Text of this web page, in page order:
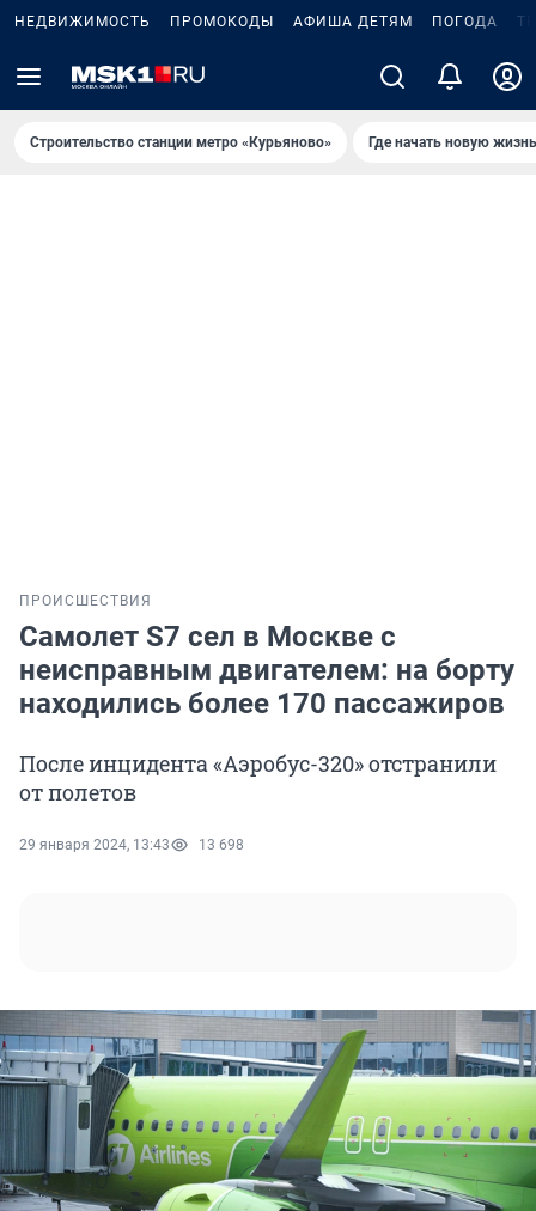
НЕДВИЖИМОСТЬ ПРОМОКОДЫ АФИША ДЕТЯМ ПОГОДА
Строительство станции метро «Курьяново» Где начать новую
ПРОИСШЕСТВИЯ
Самолет S7 сел в Москве с
неисправным двигателем: на борту
находились более 170 пассажиров
После инцидента «Аэробус-320» отстранили
от полетов
29 января 2024, 13:43 13 698